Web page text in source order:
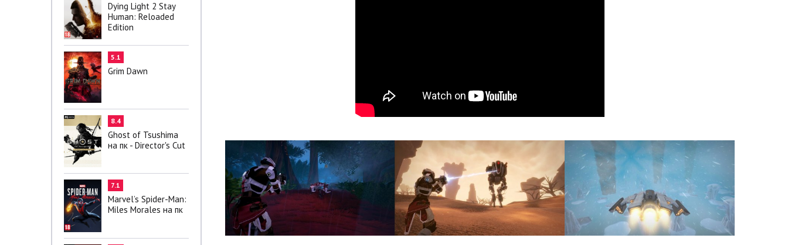
Dying Light 2 Stay
Human: Reloaded
Edition
5.1
Grim Dawn
8.4
Ghost of Tsushima
на пк - Director's Cut
7.1
Marvel’s Spider-Man:
Miles Morales на пк